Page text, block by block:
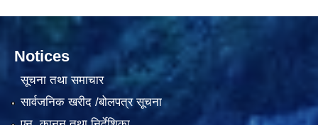
Notices
सूचना तथा समाचार
सार्वजनिक खरीद /बोलपत्र सूचना